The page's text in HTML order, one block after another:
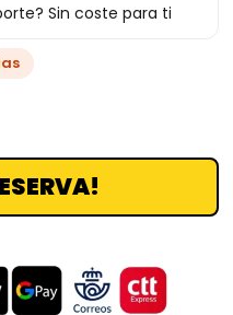
Sin coste para ti